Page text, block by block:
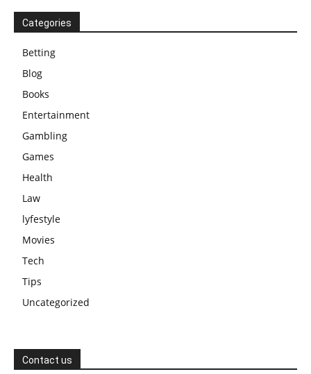
Categories
Betting
Blog
Books
Entertainment
Gambling
Games
Health
Law
lyfestyle
Movies
Tech
Tips
Uncategorized
Contact us